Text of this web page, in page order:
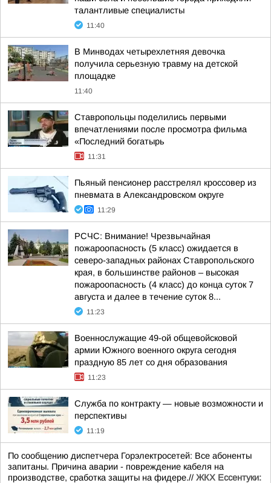
талантливые специалисты
11:40
В Минводах четырехлетняя девочка
получила серьезную травму на детской
площадке
11:40
Ставропольцы поделились первыми
впечатлениями после просмотра фильма
«Последний богатырь
11:31
Пьяный пенсионер расстрелял кроссовер из
пневмата в Александровском округе
11:29
РСЧС: Внимание! Чрезвычайная
пожароопасность (5 класс) ожидается в
северо-западных районах Ставропольского
края, в большинстве районов – высокая
пожароопасность (4 класс) до конца суток 7
августа и далее в течение суток 8...
11:23
Военнослужащие 49-ой общевойсковой
армии Южного военного округа сегодня
праздную 85 лет со дня образования
11:23
Служба по контракту — новые возможности и
перспективы
11:19
По сообщению диспетчера Горэлектросетей: Все абоненты
запитаны. Причина аварии - повреждение кабеля на
производстве, сработка защиты на фидере.// ЖКХ Ессентуки: